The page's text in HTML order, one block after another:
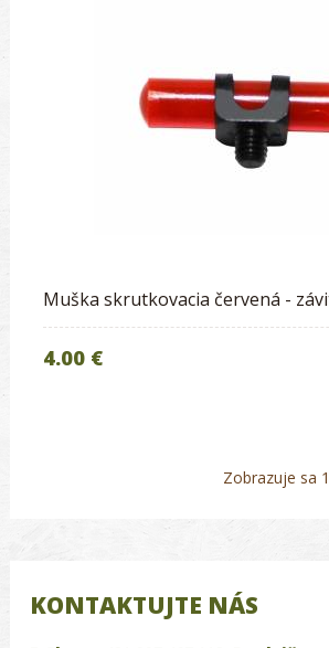
Muška skrutkovacia červená -
4.00 €
Zobrazuje sa
KONTAKTUJTE NÁS